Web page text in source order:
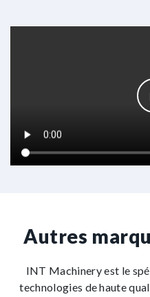
Autres
INT Machinery est le
technologies de haute